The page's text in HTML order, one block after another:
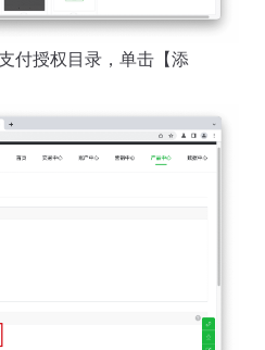
付授权目录，单击【添